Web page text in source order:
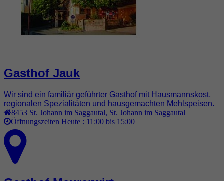
Gasthof Jauk
Wir sind ein familiär geführter Gasthof mit Hausmannskost,
regionalen Spezialitäten und hausgemachten Mehlspeisen.
8453 St. Johann im Saggautal
St. Johann im Saggautal
Öffnungszeiten Heute : 11:00 bis 15:00